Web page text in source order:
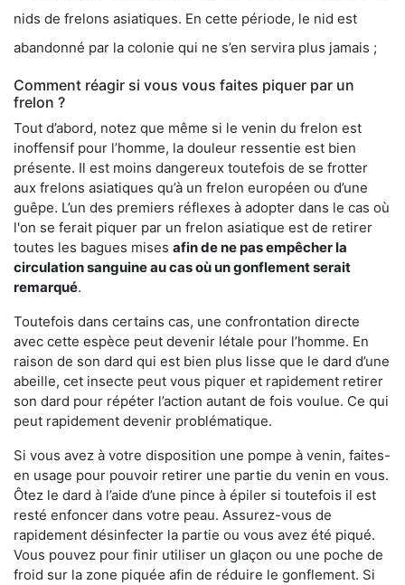
nids de frelons asiatiques. En cette période, le nid est
abandonné par la colonie qui ne s’en servira plus jamais ;
Comment réagir si vous vous faites piquer par un
frelon ?
Tout d’abord, notez que même si le venin du frelon est
inoffensif pour l’homme, la douleur ressentie est bien
présente. Il est moins dangereux toutefois de se frotter
aux frelons asiatiques qu’à un frelon européen ou d’une
guêpe. L’un des premiers réflexes à adopter dans le cas où
l'on se ferait piquer par un frelon asiatique est de retirer
toutes les bagues mises afin de ne pas empêcher la
circulation sanguine au cas où un gonflement serait
remarqué.
Toutefois dans certains cas, une confrontation directe
avec cette espèce peut devenir létale pour l’homme. En
raison de son dard qui est bien plus lisse que le dard d’une
abeille, cet insecte peut vous piquer et rapidement retirer
son dard pour répéter l’action autant de fois voulue. Ce qui
peut rapidement devenir problématique.
Si vous avez à votre disposition une pompe à venin, faites-
en usage pour pouvoir retirer une partie du venin en vous.
Ôtez le dard à l’aide d’une pince à épiler si toutefois il est
resté enfoncer dans votre peau. Assurez-vous de
rapidement désinfecter la partie ou vous avez été piqué.
Vous pouvez pour finir utiliser un glaçon ou une poche de
froid sur la zone piquée afin de réduire le gonflement. Si